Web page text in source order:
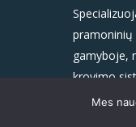
pramoninių
gamyboje,
krovimo
atidarymo
Mes